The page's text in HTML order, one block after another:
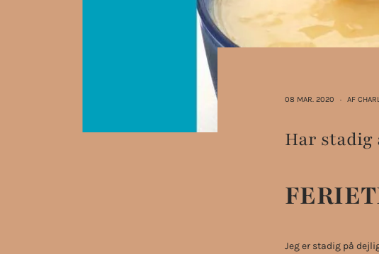
08 MAR. 2020 · AF
Har stadig
Jeg er stadig på